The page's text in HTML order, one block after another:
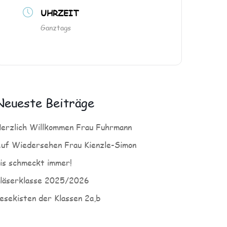
UHRZEIT
Ganztags
Beiträge
Willkommen Frau Fuhrmann
Wiedersehen Frau Kienzle-Simon
schmeckt immer!
2025/2026
der Klassen 2a,b